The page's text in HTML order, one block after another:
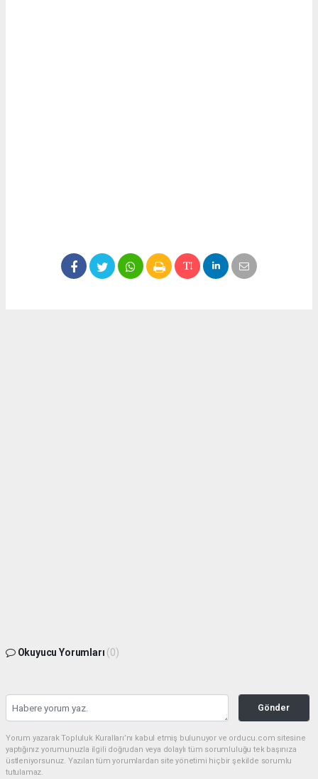
Okuyucu Yorumları (0)
Gönder
Yorum yazarak Topluluk Kuralları’nı kabul etmiş bulunuyor ve orducu.com sitesine
yaptığınız yorumunuzla ilgili doğrudan veya dolaylı tüm sorumluluğu tek başınıza
üstleniyorsunuz. Yazılan tüm yorumlardan site yönetimi hiçbir şekilde sorumlu
tutulamaz.